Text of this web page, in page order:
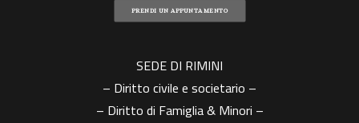
PRENDI UN APPUNTAMENTO
SEDE DI RIMINI
– Diritto civile e societario –
– Diritto di Famiglia & Minori –